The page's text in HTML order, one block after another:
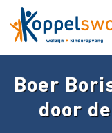
Boer
door